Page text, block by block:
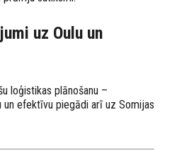
uz Oulu un
loģistikas plānošanu –
un efektīvu piegādi arī uz Somijas